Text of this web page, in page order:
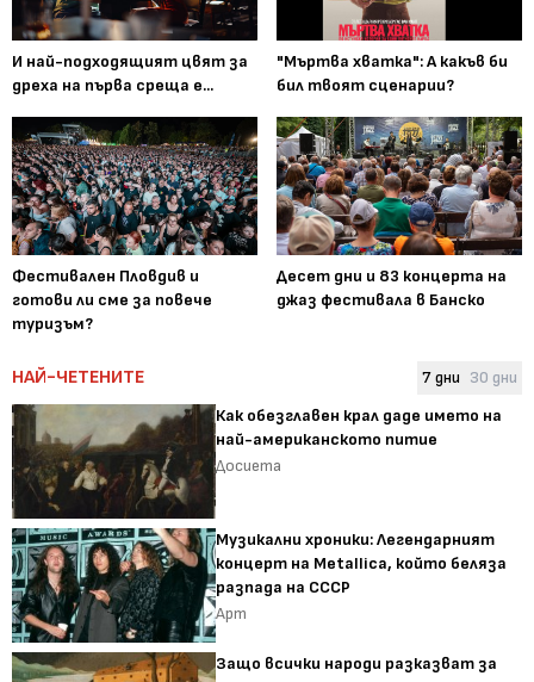
И най-подходящият цвят за
дреха на първа среща е...
"Мъртва хватка": А какъв би
бил твоят сценарии?
Фестивален Пловдив и
готови ли сме за повече
туризъм?
Десет дни и 83 концерта на
джаз фестивала в Банско
НАЙ-ЧЕТЕНИТЕ 7 дни 30 дни
Как обезглавен крал даде името на
най-американското питие
Досиета
Музикални хроники: Легендарният
концерт на Metallica, който беляза
разпада на СССР
Арт
Защо всички народи разказват за